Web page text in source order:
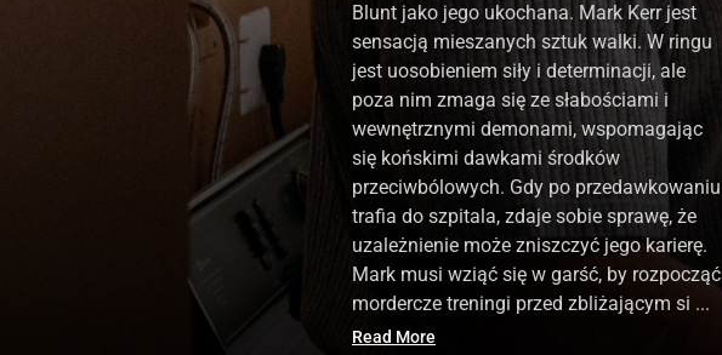
Blunt jako jego ukochana. Mark Kerr jest
sensacją mieszanych sztuk walki. W ringu
jest uosobieniem siły i determinacji, ale
poza nim zmaga się ze słabościami i
wewnętrznymi demonami, wspomagając
się końskimi dawkami środków
przeciwbólowych. Gdy po przedawkowaniu
trafia do szpitala, zdaje sobie sprawę, że
uzależnienie może zniszczyć jego karierę.
Mark musi wziąć się w garść, by rozpocząć
mordercze treningi przed zbliżającym si ...
Read More